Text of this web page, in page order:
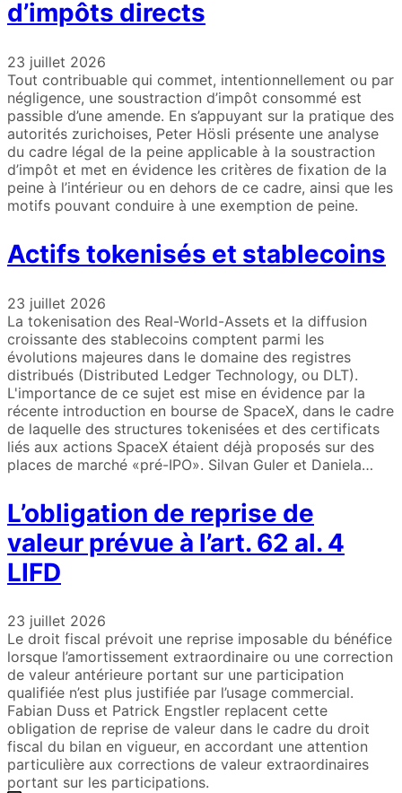
d’impôts directs
23 juillet 2026
Tout contribuable qui commet, intentionnellement ou par
négligence, une soustraction d’impôt consommé est
passible d’une amende. En s’appuyant sur la pratique des
autorités zurichoises, Peter Hösli présente une analyse
du cadre légal de la peine applicable à la soustraction
d’impôt et met en évidence les critères de fixation de la
peine à l’intérieur ou en dehors de ce cadre, ainsi que les
motifs pouvant conduire à une exemption de peine.
Actifs tokenisés et stablecoins
23 juillet 2026
La tokenisation des Real-World-Assets et la diffusion
croissante des stablecoins comptent parmi les
évolutions majeures dans le domaine des registres
distribués (Distributed Ledger Technology, ou DLT).
L'importance de ce sujet est mise en évidence par la
récente introduction en bourse de SpaceX, dans le cadre
de laquelle des structures tokenisées et des certificats
liés aux actions SpaceX étaient déjà proposés sur des
places de marché «pré-IPO». Silvan Guler et Daniela…
L’obligation de reprise de
valeur prévue à l’art. 62 al. 4
LIFD
23 juillet 2026
Le droit fiscal prévoit une reprise imposable du bénéfice
lorsque l’amortissement extraordinaire ou une correction
de valeur antérieure portant sur une participation
qualifiée n’est plus justifiée par l’usage commercial.
Fabian Duss et Patrick Engstler replacent cette
obligation de reprise de valeur dans le cadre du droit
fiscal du bilan en vigueur, en accordant une attention
particulière aux corrections de valeur extraordinaires
portant sur les participations.